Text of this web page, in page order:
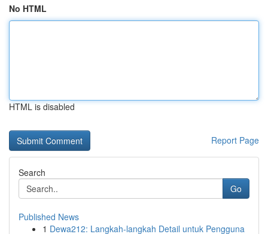
No HTML
HTML is disabled
Report Page
Search
Go
Published News
1 Dewa212: Langkah-langkah Detail untuk Pengguna